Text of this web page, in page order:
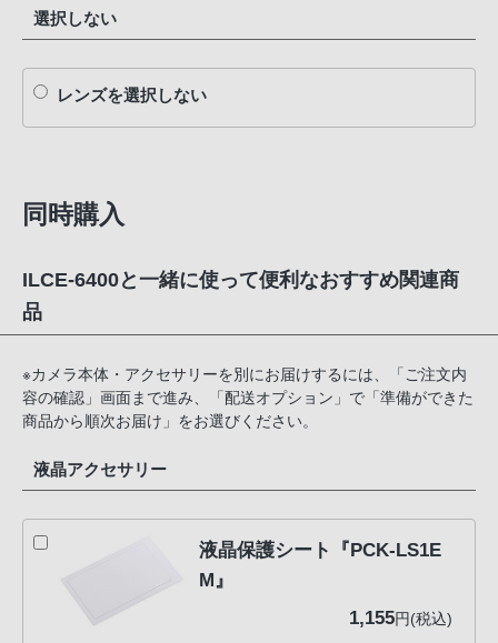
選択しない
レンズを選択しない
同時購入
ILCE-6400と一緒に使って便利なおすすめ関連商
品
※カメラ本体・アクセサリーを別にお届けするには、「ご注文内
容の確認」画面まで進み、「配送オプション」で「準備ができた
商品から順次お届け」をお選びください。
液晶アクセサリー
液晶保護シート『PCK-LS1E
M』
1,155円(税込)